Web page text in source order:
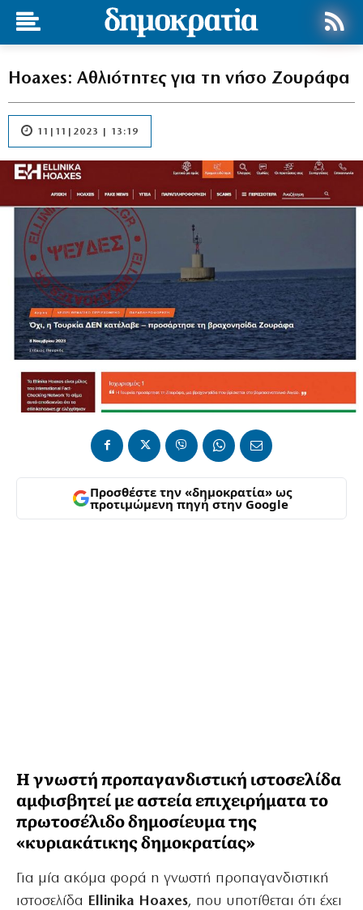
Hoaxes: Αθλιότητες για τη νήσο Ζουράφα
11|11|2023 | 13:19
Προσθέστε την «δημοκρατία» ως
προτιμώμενη πηγή στην Google
Η γνωστή προπαγανδιστική ιστοσελίδα
αμφισβητεί με αστεία επιχειρήματα το
πρωτοσέλιδο δημοσίευμα της
«κυριακάτικης δημοκρατίας»
Για μία ακόμα φορά η γνωστή προπαγανδιστική
ιστοσελίδα Ellinika Hoaxes, που υποτίθεται ότι έχει